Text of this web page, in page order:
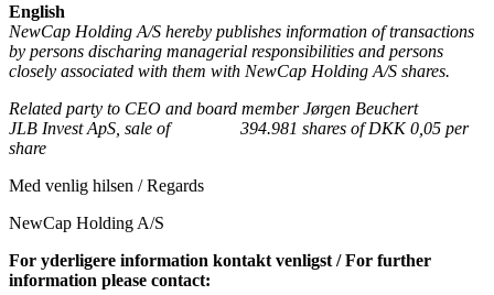
English
NewCap Holding A/S hereby publishes information of transactions
by persons discharing managerial responsibilities and persons
closely associated with them with NewCap Holding A/S shares.
Related party to CEO and board member Jørgen Beuchert
JLB Invest ApS, sale of
394.981 shares of DKK 0,05 per
share
Med venlig hilsen / Regards
NewCap Holding A/S
For yderligere information kontakt venligst / For further
information please contact: